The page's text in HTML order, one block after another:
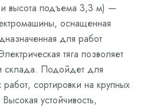
и высота подъема 3,3 м) —
оснащенная
для работ
тяга позволяет
склада. Подойдет для
работ, сортировки на крупных
устойчивость,